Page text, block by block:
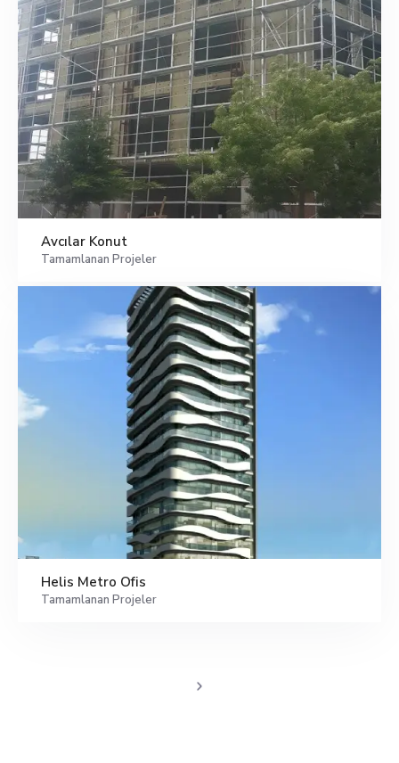
Avcılar Konut
Tamamlanan Projeler
Helis Metro Ofis
Tamamlanan Projeler